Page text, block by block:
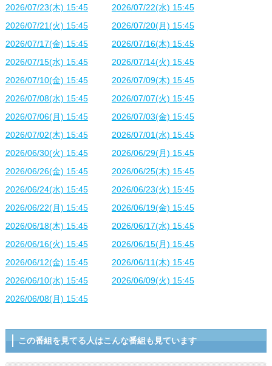
2026/07/23(木) 15:45
2026/07/22(水) 15:45
2026/07/21(火) 15:45
2026/07/20(月) 15:45
2026/07/17(金) 15:45
2026/07/16(木) 15:45
2026/07/15(水) 15:45
2026/07/14(火) 15:45
2026/07/10(金) 15:45
2026/07/09(木) 15:45
2026/07/08(水) 15:45
2026/07/07(火) 15:45
2026/07/06(月) 15:45
2026/07/03(金) 15:45
2026/07/02(木) 15:45
2026/07/01(水) 15:45
2026/06/30(火) 15:45
2026/06/29(月) 15:45
2026/06/26(金) 15:45
2026/06/25(木) 15:45
2026/06/24(水) 15:45
2026/06/23(火) 15:45
2026/06/22(月) 15:45
2026/06/19(金) 15:45
2026/06/18(木) 15:45
2026/06/17(水) 15:45
2026/06/16(火) 15:45
2026/06/15(月) 15:45
2026/06/12(金) 15:45
2026/06/11(木) 15:45
2026/06/10(水) 15:45
2026/06/09(火) 15:45
2026/06/08(月) 15:45
この番組を見てる人はこんな番組も見ています